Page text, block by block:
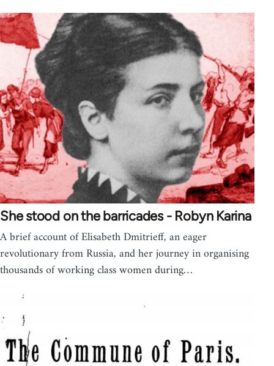
She stood on the barricades - Robyn Karina
A brief account of Elisabeth Dmitrieff, an eager
revolutionary from Russia, and her journey in organising
thousands of working class women during…